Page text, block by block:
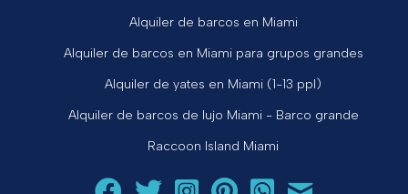
Alquiler de barcos en Miami
Alquiler de barcos en Miami para grupos grandes
Alquiler de yates en Miami (1-13 ppl)
Alquiler de barcos de lujo Miami - Barco grande
Raccoon Island Miami
Siga a Aquarius Boat Rental and Tours en Facebook.
Siga a Aquarius Boat Rental and Tours en
¡Siga Aquarius Boat Rental and Tours
¡Siga Aquarius Boat Rental and
Chatear con Aquarius
¡Envíe un correo